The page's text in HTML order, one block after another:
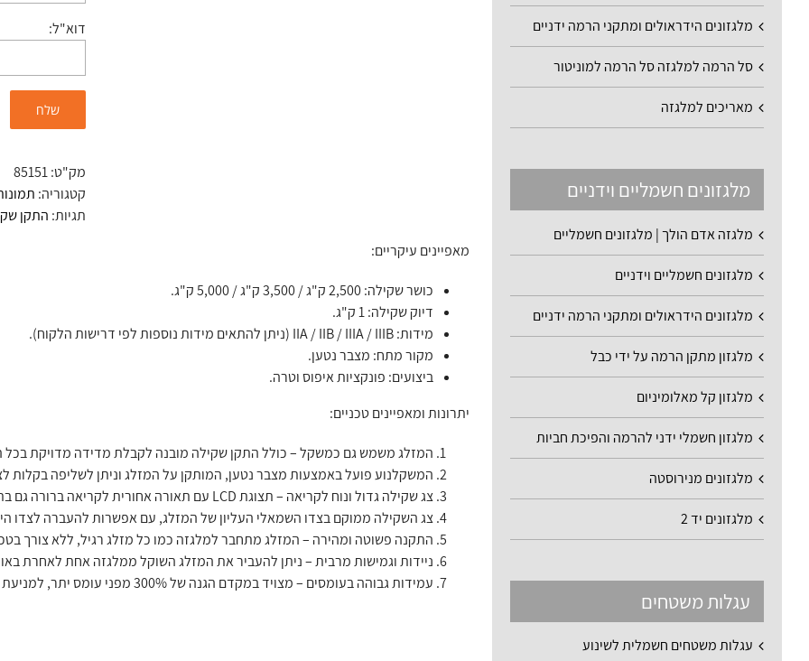
דוא"ל:
מק"ט:85151
קטגוריה:
תגיות: התקן
מאפיינים עיקריים:
כושר שקילה: 2,500 ק"ג / 3,500 ק"ג / 5,000 ק"ג.
דיוק שקילה: 1 ק"ג.
מידות: IIA / IIB / IIIA / IIIB (ניתן להתאים מידות נוספות לפי דרישות הלקוח).
מקור מתח: מצבר נטען.
ביצועים: פונקציות איפוס וטרה.
יתרונות ומאפיינים טכניים:
המזלג משמש גם כמשקל – כולל התקן שקילה מובנה לקבלת מדידה מדויקת
המשקלנוע פועל באמצעות מצבר נטען, המותקן על המזלג וניתן לשליפה בקלות
צג שקילה גדול ונוח לקריאה – תצוגת LCD עם תאורה אחורית לקריאה ברורה גם בתנאי תאורה נמוכה.
צג השקילה ממוקם בצדו השמאלי העליון של המזלג, עם אפשרות להעברה לצדו
התקנה פשוטה ומהירה – המזלג מתחבר למלגזה כמו כל מזלג רגיל, ללא צורך
ניידות וגמישות מרבית – ניתן להעביר את המזלג השוקל ממלגזה אחת לאחרת
עמידות גבוהה בעומסים – מצויד במקדם הגנה של 300% מפני עומס יתר, למניעת נזקים ולשמירה על דיוק לאורך זמן.
מלגזונים הידראולים ומתקני הרמה ידניים
סל הרמה למלגזה סל הרמה למוניטור
מאריכים למלגזה
מלגזונים חשמליים וידניים
מלגזה אדם הולך | מלגזונים חשמליים
מלגזונים חשמליים וידניים
מלגזונים הידראולים ומתקני הרמה ידניים
מלגזון מתקן הרמה על ידי כבל
מלגזון קל מאלומיניום
מלגזון חשמלי ידני להרמה והפיכת חביות
מלגזונים מנירוסטה
מלגזונים יד 2
עגלות משטחים
עגלות משטחים חשמלית לשינוע